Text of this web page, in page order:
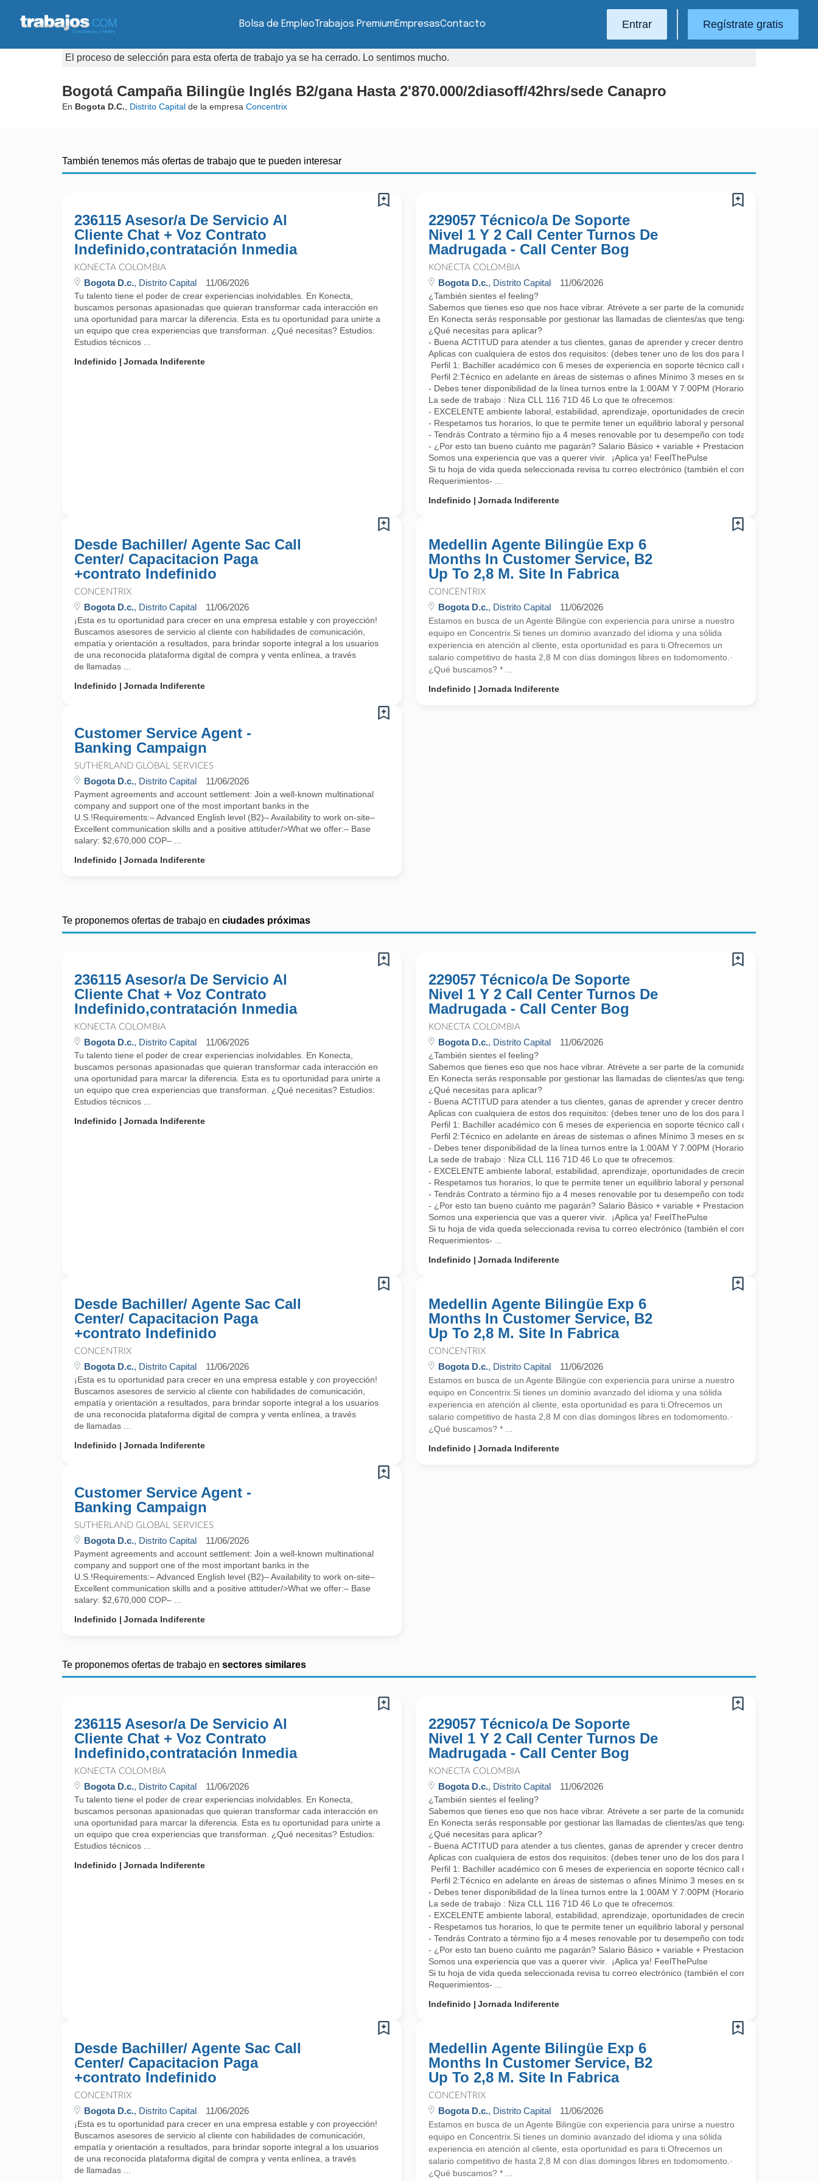
Bolsa de EmpleoTrabajos PremiumEmpresasContacto Entrar Regístrate gratis
El proceso de selección para esta oferta de trabajo ya se ha cerrado. Lo sentimos mucho.
Bogotá Campaña Bilingüe Inglés B2/gana Hasta 2'870.000/2diasoff/42hrs/sede Canapro
En Bogota D.C. Distrito Capital de la empresa Concentrix
También tenemos más ofertas de trabajo que te pueden interesar
236115 Asesor/a De Servicio Al
Cliente Chat + Voz Contrato
Indefinido,contratación Inmedia
KONECTA COLOMBIA
Bogota D.c., Distrito Capital 11/06/2026
Tu talento tiene el poder de crear experiencias inolvidables. En Konecta,
buscamos personas apasionadas que quieran transformar cada interacción en
una oportunidad para marcar la diferencia. Esta es tu oportunidad para unirte a
un equipo que crea experiencias que transforman. ¿Qué necesitas? Estudios:
Estudios técnicos ...
Indefinido
Jornada Indiferente
229057 Técnico/a De Soporte
Nivel 1 Y 2 Call Center Turnos De
Madrugada - Call Center Bog
KONECTA COLOMBIA
Bogota D.c., Distrito Capital 11/06/2026
¿También sientes el feeling?
Sabemos que tienes eso que nos hace vibrar. Atrévete a ser parte de la comunidad más cool; lo
En Konecta serás responsable por gestionar las llamadas de clientes/as que tengan algún
¿Qué necesitas para aplicar?
- Buena ACTITUD para atender a tus clientes, ganas de aprender y crecer dentro de la compañía
Aplicas con cualquiera de estos dos requisitos: (debes tener uno de los dos para la continuidad, se
Perfil 1: Bachiller académico con 6 meses de experiencia en soporte técnico call center.
Perfil 2:Técnico en adelante en áreas de sistemas o afines Mínimo 3 meses en soporte o áreas
- Debes tener disponibilidad de la línea turnos entre la 1:00AM Y 7:00PM (Horarios rotativos, 1 día
La sede de trabajo : Niza CLL 116 71D 46 Lo que te ofrecemos:
- EXCELENTE ambiente laboral, estabilidad, aprendizaje, oportunidades de crecimiento, tenemos
- Respetamos tus horarios, lo que te permite tener un equilibrio laboral y personal
- Tendrás Contrato a término fijo a 4 meses renovable por tu desempeño con todas las prestaciones
- ¿Por esto tan bueno cuánto me pagarán? Salario Básico + variable + Prestaciones por ley.
Somos una experiencia que vas a querer vivir. ¡Aplica ya! FeelThePulse
Si tu hoja de vida queda seleccionada revisa tu correo electrónico (también el correo no deseado)
Requerimientos- ...
Indefinido
Jornada Indiferente
Desde Bachiller/ Agente Sac Call
Center/ Capacitacion Paga
+contrato Indefinido
CONCENTRIX
Bogota D.c., Distrito Capital 11/06/2026
¡Esta es tu oportunidad para crecer en una empresa estable y con proyección!
Buscamos asesores de servicio al cliente con habilidades de comunicación,
empatía y orientación a resultados, para brindar soporte integral a los usuarios
de una reconocida plataforma digital de compra y venta enlínea, a través
de llamadas ...
Indefinido
Jornada Indiferente
Medellin Agente Bilingüe Exp 6
Months In Customer Service, B2
Up To 2,8 M. Site In Fabrica
CONCENTRIX
Bogota D.c., Distrito Capital 11/06/2026
Estamos en busca de un Agente Bilingüe con experiencia para unirse a nuestro
equipo en Concentrix.Si tienes un dominio avanzado del idioma y una sólida
experiencia en atención al cliente, esta oportunidad es para ti.Ofrecemos un
salario competitivo de hasta 2,8 M con días domingos libres en todomomento.·
¿Qué buscamos? * ...
Indefinido
Jornada Indiferente
Customer Service Agent -
Banking Campaign
SUTHERLAND GLOBAL SERVICES
Bogota D.c., Distrito Capital 11/06/2026
Payment agreements and account settlement: Join a well-known multinational
company and support one of the most important banks in the
U.S.!Requirements:– Advanced English level (B2)– Availability to work on-site–
Excellent communication skills and a positive attituder/>What we offer:– Base
salary: $2,670,000 COP– ...
Indefinido
Jornada Indiferente
Te proponemos ofertas de trabajo en ciudades próximas
236115 Asesor/a De Servicio Al
Cliente Chat + Voz Contrato
Indefinido,contratación Inmedia
KONECTA COLOMBIA
Bogota D.c., Distrito Capital 11/06/2026
Tu talento tiene el poder de crear experiencias inolvidables. En Konecta,
buscamos personas apasionadas que quieran transformar cada interacción en
una oportunidad para marcar la diferencia. Esta es tu oportunidad para unirte a
un equipo que crea experiencias que transforman. ¿Qué necesitas? Estudios:
Estudios técnicos ...
Indefinido
Jornada Indiferente
229057 Técnico/a De Soporte
Nivel 1 Y 2 Call Center Turnos De
Madrugada - Call Center Bog
KONECTA COLOMBIA
Bogota D.c., Distrito Capital 11/06/2026
¿También sientes el feeling?
Sabemos que tienes eso que nos hace vibrar. Atrévete a ser parte de la comunidad más cool; lo
En Konecta serás responsable por gestionar las llamadas de clientes/as que tengan algún
¿Qué necesitas para aplicar?
- Buena ACTITUD para atender a tus clientes, ganas de aprender y crecer dentro de la compañía
Aplicas con cualquiera de estos dos requisitos: (debes tener uno de los dos para la continuidad, se
Perfil 1: Bachiller académico con 6 meses de experiencia en soporte técnico call center.
Perfil 2:Técnico en adelante en áreas de sistemas o afines Mínimo 3 meses en soporte o áreas
- Debes tener disponibilidad de la línea turnos entre la 1:00AM Y 7:00PM (Horarios rotativos, 1 día
La sede de trabajo : Niza CLL 116 71D 46 Lo que te ofrecemos:
- EXCELENTE ambiente laboral, estabilidad, aprendizaje, oportunidades de crecimiento, tenemos
- Respetamos tus horarios, lo que te permite tener un equilibrio laboral y personal
- Tendrás Contrato a término fijo a 4 meses renovable por tu desempeño con todas las prestaciones
- ¿Por esto tan bueno cuánto me pagarán? Salario Básico + variable + Prestaciones por ley.
Somos una experiencia que vas a querer vivir. ¡Aplica ya! FeelThePulse
Si tu hoja de vida queda seleccionada revisa tu correo electrónico (también el correo no deseado)
Requerimientos- ...
Indefinido
Jornada Indiferente
Desde Bachiller/ Agente Sac Call
Center/ Capacitacion Paga
+contrato Indefinido
CONCENTRIX
Bogota D.c., Distrito Capital 11/06/2026
¡Esta es tu oportunidad para crecer en una empresa estable y con proyección!
Buscamos asesores de servicio al cliente con habilidades de comunicación,
empatía y orientación a resultados, para brindar soporte integral a los usuarios
de una reconocida plataforma digital de compra y venta enlínea, a través
de llamadas ...
Indefinido
Jornada Indiferente
Medellin Agente Bilingüe Exp 6
Months In Customer Service, B2
Up To 2,8 M. Site In Fabrica
CONCENTRIX
Bogota D.c., Distrito Capital 11/06/2026
Estamos en busca de un Agente Bilingüe con experiencia para unirse a nuestro
equipo en Concentrix.Si tienes un dominio avanzado del idioma y una sólida
experiencia en atención al cliente, esta oportunidad es para ti.Ofrecemos un
salario competitivo de hasta 2,8 M con días domingos libres en todomomento.·
¿Qué buscamos? * ...
Indefinido
Jornada Indiferente
Customer Service Agent -
Banking Campaign
SUTHERLAND GLOBAL SERVICES
Bogota D.c., Distrito Capital 11/06/2026
Payment agreements and account settlement: Join a well-known multinational
company and support one of the most important banks in the
U.S.!Requirements:– Advanced English level (B2)– Availability to work on-site–
Excellent communication skills and a positive attituder/>What we offer:– Base
salary: $2,670,000 COP– ...
Indefinido
Jornada Indiferente
Te proponemos ofertas de trabajo en sectores similares
236115 Asesor/a De Servicio Al
Cliente Chat + Voz Contrato
Indefinido,contratación Inmedia
KONECTA COLOMBIA
Bogota D.c., Distrito Capital 11/06/2026
Tu talento tiene el poder de crear experiencias inolvidables. En Konecta,
buscamos personas apasionadas que quieran transformar cada interacción en
una oportunidad para marcar la diferencia. Esta es tu oportunidad para unirte a
un equipo que crea experiencias que transforman. ¿Qué necesitas? Estudios:
Estudios técnicos ...
Indefinido
Jornada Indiferente
229057 Técnico/a De Soporte
Nivel 1 Y 2 Call Center Turnos De
Madrugada - Call Center Bog
KONECTA COLOMBIA
Bogota D.c., Distrito Capital 11/06/2026
¿También sientes el feeling?
Sabemos que tienes eso que nos hace vibrar. Atrévete a ser parte de la comunidad más cool; lo
En Konecta serás responsable por gestionar las llamadas de clientes/as que tengan algún
¿Qué necesitas para aplicar?
- Buena ACTITUD para atender a tus clientes, ganas de aprender y crecer dentro de la compañía
Aplicas con cualquiera de estos dos requisitos: (debes tener uno de los dos para la continuidad, se
Perfil 1: Bachiller académico con 6 meses de experiencia en soporte técnico call center.
Perfil 2:Técnico en adelante en áreas de sistemas o afines Mínimo 3 meses en soporte o áreas
- Debes tener disponibilidad de la línea turnos entre la 1:00AM Y 7:00PM (Horarios rotativos, 1 día
La sede de trabajo : Niza CLL 116 71D 46 Lo que te ofrecemos:
- EXCELENTE ambiente laboral, estabilidad, aprendizaje, oportunidades de crecimiento, tenemos
- Respetamos tus horarios, lo que te permite tener un equilibrio laboral y personal
- Tendrás Contrato a término fijo a 4 meses renovable por tu desempeño con todas las prestaciones
- ¿Por esto tan bueno cuánto me pagarán? Salario Básico + variable + Prestaciones por ley.
Somos una experiencia que vas a querer vivir. ¡Aplica ya! FeelThePulse
Si tu hoja de vida queda seleccionada revisa tu correo electrónico (también el correo no deseado)
Requerimientos- ...
Indefinido
Jornada Indiferente
Desde Bachiller/ Agente Sac Call
Center/ Capacitacion Paga
+contrato Indefinido
CONCENTRIX
Bogota D.c., Distrito Capital 11/06/2026
¡Esta es tu oportunidad para crecer en una empresa estable y con proyección!
Buscamos asesores de servicio al cliente con habilidades de comunicación,
empatía y orientación a resultados, para brindar soporte integral a los usuarios
de una reconocida plataforma digital de compra y venta enlínea, a través
de llamadas ...
Medellin Agente Bilingüe Exp 6
Months In Customer Service, B2
Up To 2,8 M. Site In Fabrica
CONCENTRIX
Bogota D.c., Distrito Capital 11/06/2026
Estamos en busca de un Agente Bilingüe con experiencia para unirse a nuestro
equipo en Concentrix.Si tienes un dominio avanzado del idioma y una sólida
experiencia en atención al cliente, esta oportunidad es para ti.Ofrecemos un
salario competitivo de hasta 2,8 M con días domingos libres en todomomento.·
¿Qué buscamos? * ...